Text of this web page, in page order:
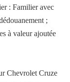
: Familier avec
;
à valeur ajoutée
Chevrolet Cruze